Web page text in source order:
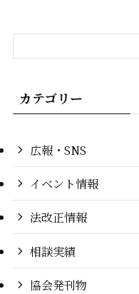
カテゴリー
広報・SNS
イベント情報
法改正情報
相談実績
協会発刊物